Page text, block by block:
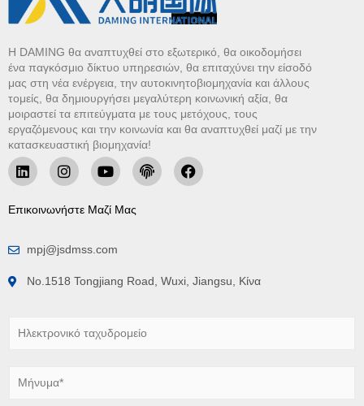
Η DAMING θα αναπτυχθεί στο εξωτερικό, θα οικοδομήσει
ένα παγκόσμιο δίκτυο υπηρεσιών, θα επιταχύνει την είσοδό
μας στη νέα ενέργεια, την αυτοκινητοβιομηχανία και άλλους
τομείς, θα δημιουργήσει μεγαλύτερη κοινωνική αξία, θα
μοιραστεί τα επιτεύγματα με τους μετόχους, τους
εργαζόμενους και την κοινωνία και θα αναπτυχθεί μαζί με την
κατασκευαστική βιομηχανία!
Επικοινωνήστε Μαζί Μας
mpj@jsdmss.com
No.1518 Tongjiang Road, Wuxi, Jiangsu, Κίνα